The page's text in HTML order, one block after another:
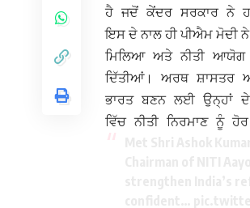
ਹੈ ਜਦੋਂ ਕੇਂਦਰ ਸਰਕਾਰ ਨੇ
ਇਸ ਦੇ ਨਾਲ ਹੀ ਪੀਐਮ ਮੋਦੀ
ਮਿਲਿਆ ਅਤੇ ਨੀਤੀ ਆਯੋਗ
ਦਿੱਤੀਆਂ। ਅਰਥ ਸ਼ਾਸਤਰ
ਭਾਰਤ ਬਣਨ ਲਈ ਉਨ੍ਹਾਂ
ਵਿੱਚ ਨੀਤੀ ਨਿਰਮਾਣ ਨੂੰ